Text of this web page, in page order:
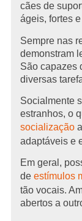
cães de
ágeis, fortes
Sempre nas
demonstram
São capazes
diversas
Socialmente
estranhos, o
socialização
adaptáveis e
Em geral,
de estímulos
tão vocais.
abertos a